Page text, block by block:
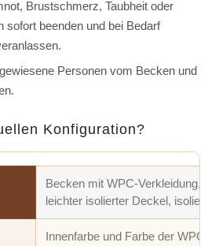
Brustschmerz, Taubheit oder
sofort beenden und bei Bedarf
Personen vom Becken und
Konfiguration?
Becken mit WPC-Verkleidung,
leichter isolierter Deckel,
Innenfarbe und Farbe der